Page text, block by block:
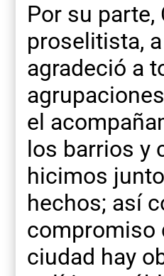
Por su
proselitista,
agradeció a
el
los barrios y
hicimos
hechos; así
compromiso
ciudad hay